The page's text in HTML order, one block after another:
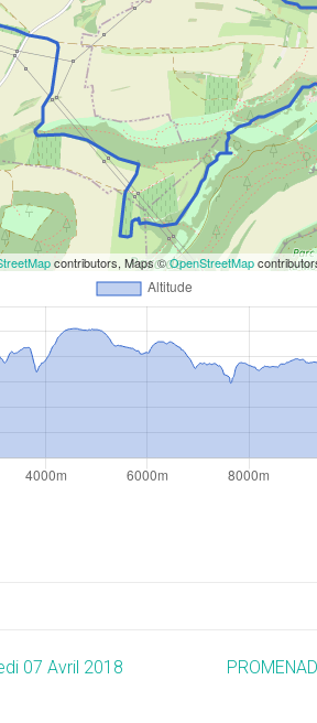
contributors, Maps ©OpenStreetMap
07 Avril 2018